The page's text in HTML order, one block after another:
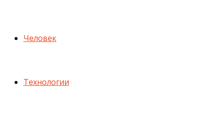
Человек
Технологии